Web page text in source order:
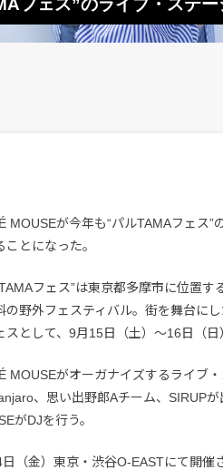
フェス”のライブ・ステ
MOUSEが今年も“パルTAMAフェス
ことになった。
フェス”は東京都多摩市に位置
の野外フェスティバル。街を舞台に
スとして、9月15日（土）〜16日（日
MOUSEがオーガナイズするライブ
、思い出野郎Aチーム、SIRUP
がDJを行う。
（金）東京・渋谷O-EASTにて開催